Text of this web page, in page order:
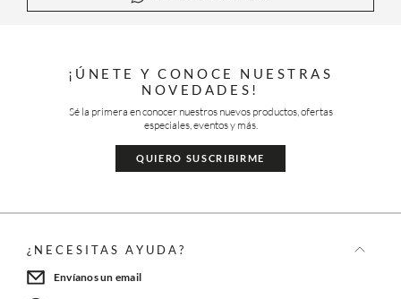
¡ÚNETE Y CONOCE NUESTRAS
NOVEDADES!
Sé la primera en conocer nuestros nuevos productos, ofertas
especiales, eventos y más.
QUIERO SUSCRIBIRME
¿NECESITAS AYUDA?
Envíanos un email